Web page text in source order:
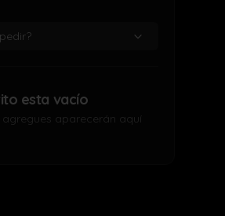
esta vacío
aparecerán aquí